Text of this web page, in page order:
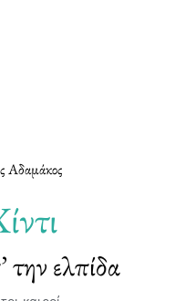
Αδαμάκος
την ελπίδα